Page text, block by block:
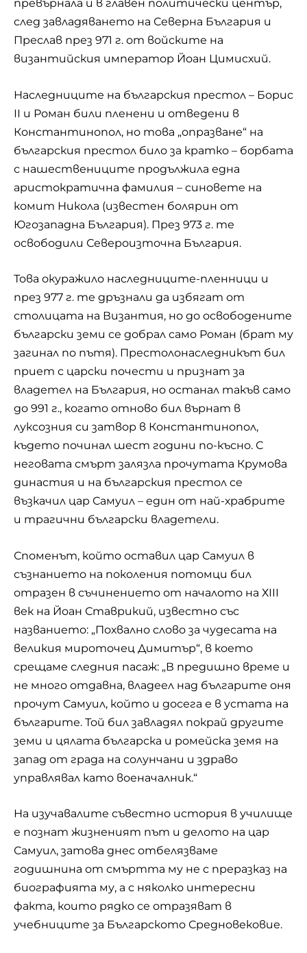
превърнала и в главен политически център,
след завладяването на Северна България и
Преслав през 971 г. от войските на
византийския император Йоан Цимисхий.
Наследниците на българския престол – Борис
ІІ и Роман били пленени и отведени в
Константинопол, но това „опразване“ на
българския престол било за кратко – борбата
с нашествениците продължила една
аристократична фамилия – синовете на
комит Никола (известен болярин от
Югозападна България). През 973 г. те
освободили Североизточна България.
Това окуражило наследниците-пленници и
през 977 г. те дръзнали да избягат от
столицата на Византия, но до освободените
български земи се добрал само Роман (брат му
загинал по пътя). Престолонаследникът бил
приет с царски почести и признат за
владетел на България, но останал такъв само
до 991 г., когато отново бил върнат в
луксозния си затвор в Константинопол,
където починал шест години по-късно. С
неговата смърт залязла прочутата Крумова
династия и на българския престол се
възкачил цар Самуил – един от най-храбрите
и трагични български владетели.
Споменът, който оставил цар Самуил в
съзнанието на поколения потомци бил
отразен в съчинението от началото на ХІІІ
век на Йоан Ставрикий, известно със
названието: „Похвално слово за чудесата на
великия мироточец Димитър“, в което
срещаме следния пасаж: „В предишно време и
не много отдавна, владеел над българите оня
прочут Самуил, който и досега е в устата на
българите. Той бил завладял покрай другите
земи и цялата българска и ромейска земя на
запад от града на солунчани и здраво
управлявал като военачалник.“
На изучавалите съвестно история в училище
е познат жизненият път и делото на цар
Самуил, затова днес отбелязваме
годишнина от смъртта му не с преразказ на
биографията му, а с няколко интересни
факта, които рядко се отразяват в
учебниците за Българското Средновековие.